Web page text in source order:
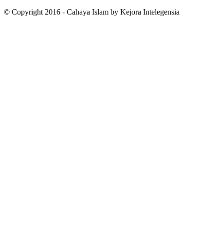
© Copyright 2016 - Cahaya Islam by Kejora Intelegensia